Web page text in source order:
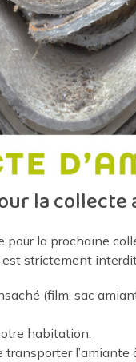
la collecte
la prochaine
est strictement
(film, sac
habitation.